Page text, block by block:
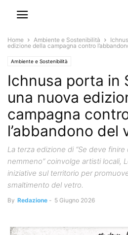
Home Ambiente e Sostenibilità
edizione della campagna contro
Ambiente e Sostenibilità
Ichnusa porta in
una nuova
campagna
l’abbandono del
La terza edizione di “Se deve
nemmeno” coinvolge artisti locali,
iniziative sul territorio per
smaltimento del vetro.
By Redazione - 5 Giugno 2026